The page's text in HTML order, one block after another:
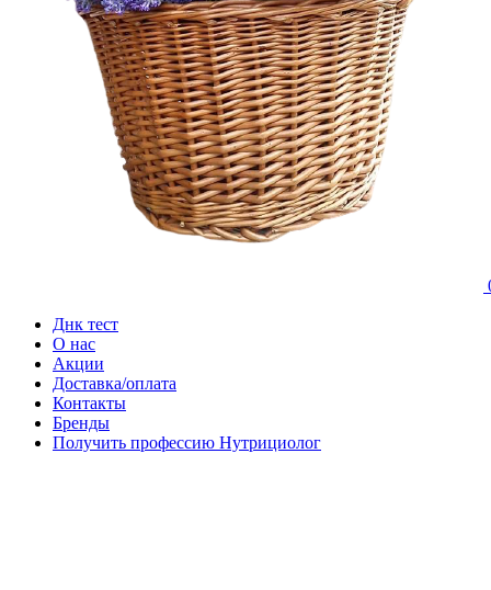
Днк тест
О нас
Акции
Доставка/оплата
Контакты
Бренды
Получить профессию Нутрициолог